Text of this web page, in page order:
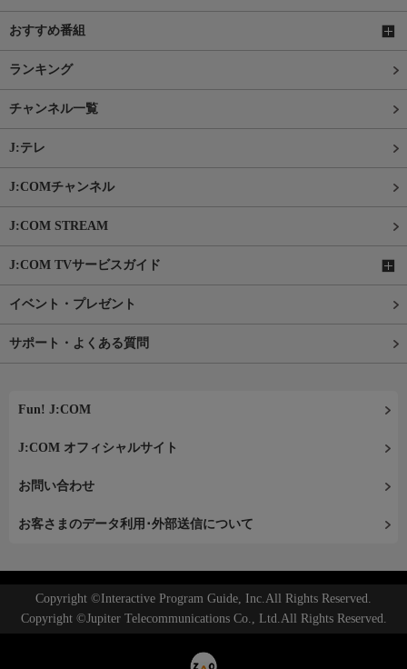
おすすめ番組
ランキング
チャンネル一覧
J:テレ
J:COMチャンネル
J:COM STREAM
J:COM TVサービスガイド
イベント・プレゼント
サポート・よくある質問
Fun! J:COM
J:COM オフィシャルサイト
お問い合わせ
お客さまのデータ利用･外部送信について
Copyright ©Interactive Program Guide, Inc.All Rights Reserved.
Copyright ©Jupiter Telecommunications Co., Ltd.All Rights Reserved.